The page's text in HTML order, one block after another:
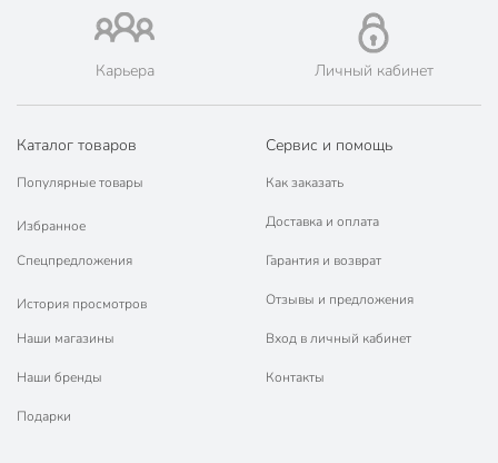
Карьера Личный кабинет
Каталог товаров
Популярные товары
Избранное
Спецпредложения
История просмотров
Наши магазины
Наши бренды
Подарки
Сервис и помощь
Как заказать
Доставка и оплата
Гарантия и возврат
Отзывы и предложения
Вход в личный кабинет
Контакты